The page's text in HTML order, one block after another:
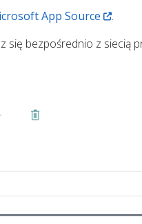
App Source
.
się bezpośrednio z siecią